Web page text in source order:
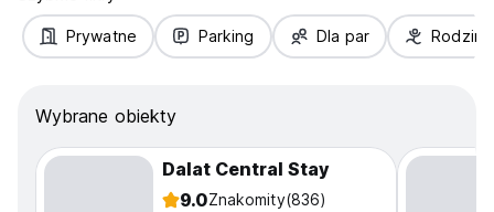
Prywatne Parking Dla par Rodziny
Wybrane obiekty
Dalat Central Stay
9.0Znakomity(836)